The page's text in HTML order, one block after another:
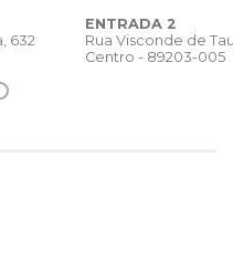
632
ENTRADA 2
Rua Visconde de
Centro - 89203-005